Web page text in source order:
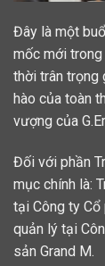
Đây là một
mốc mới
thời trân trọng
hào của toàn
vượng của
Đối với phần
mục chính là:
tại Công ty Cổ
quản lý tại
sản Grand M.